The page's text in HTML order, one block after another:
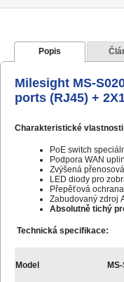
Popis
Milesight MS-
ports (RJ45) +
Charakteristické
PoE switch
Podpora WAN
Zvýšená
LED diody pro
Přepěťová
Zabudovaný zdroj
Absolutně tichý
Technická specifikace:
Model